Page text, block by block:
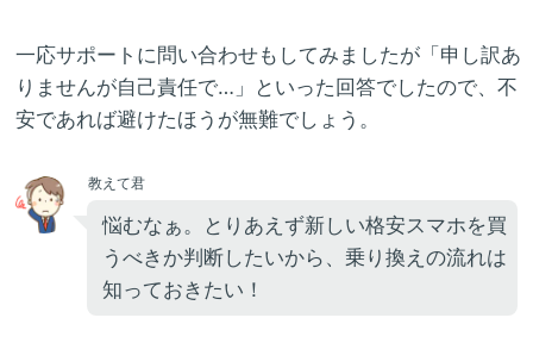
一応サポートに問い合わせもしてみましたが「申し訳あ
りませんが自己責任で…」といった回答でしたので、不
安であれば避けたほうが無難でしょう。
教えて君
悩むなぁ。とりあえず新しい格安スマホを買
うべきか判断したいから、乗り換えの流れは
知っておきたい！